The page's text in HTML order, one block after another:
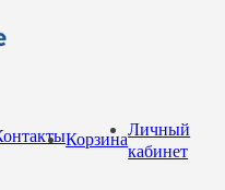
Корзина
Личный
кабинет